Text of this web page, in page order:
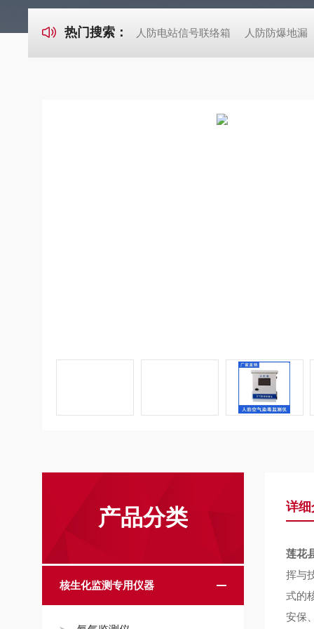
热门搜索： 人防电站信号联络箱 人防防爆地漏
产品分类
核生化监测专用仪器
详细
莲花
挥与
式的
安保